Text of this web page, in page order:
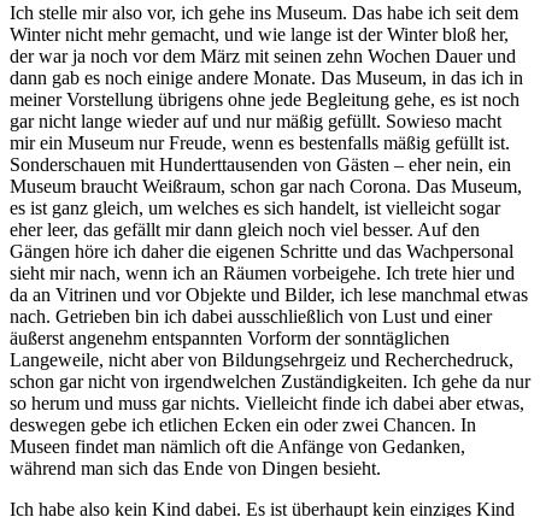
Ich stelle mir also vor, ich gehe ins Museum. Das habe ich seit dem
Winter nicht mehr gemacht, und wie lange ist der Winter bloß her,
der war ja noch vor dem März mit seinen zehn Wochen Dauer und
dann gab es noch einige andere Monate. Das Museum, in das ich in
meiner Vorstellung übrigens ohne jede Begleitung gehe, es ist noch
gar nicht lange wieder auf und nur mäßig gefüllt. Sowieso macht
mir ein Museum nur Freude, wenn es bestenfalls mäßig gefüllt ist.
Sonderschauen mit Hunderttausenden von Gästen – eher nein, ein
Museum braucht Weißraum, schon gar nach Corona. Das Museum,
es ist ganz gleich, um welches es sich handelt, ist vielleicht sogar
eher leer, das gefällt mir dann gleich noch viel besser. Auf den
Gängen höre ich daher die eigenen Schritte und das Wachpersonal
sieht mir nach, wenn ich an Räumen vorbeigehe. Ich trete hier und
da an Vitrinen und vor Objekte und Bilder, ich lese manchmal etwas
nach. Getrieben bin ich dabei ausschließlich von Lust und einer
äußerst angenehm entspannten Vorform der sonntäglichen
Langeweile, nicht aber von Bildungsehrgeiz und Recherchedruck,
schon gar nicht von irgendwelchen Zuständigkeiten. Ich gehe da nur
so herum und muss gar nichts. Vielleicht finde ich dabei aber etwas,
deswegen gebe ich etlichen Ecken ein oder zwei Chancen. In
Museen findet man nämlich oft die Anfänge von Gedanken,
während man sich das Ende von Dingen besieht.
Ich habe also kein Kind dabei. Es ist überhaupt kein einziges Kind